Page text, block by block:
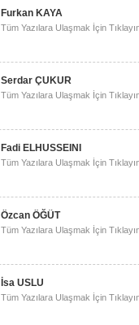
Furkan KAYA
Tüm Yazılara Ulaşmak İçin
Serdar ÇUKUR
Tüm Yazılara Ulaşmak İçin
Fadi ELHUSSEINI
Tüm Yazılara Ulaşmak İçin
Özcan ÖĞÜT
Tüm Yazılara Ulaşmak İçin
İsa USLU
Tüm Yazılara Ulaşmak İçin